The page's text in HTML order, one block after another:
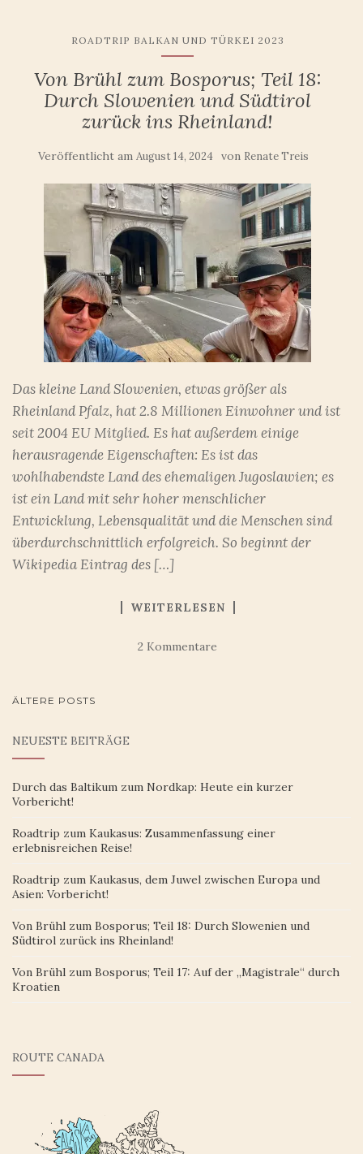
ROADTRIP BALKAN UND TÜRKEI 2023
Von Brühl zum Bosporus; Teil 18:
Durch Slowenien und Südtirol
zurück ins Rheinland!
Veröffentlicht am August 14, 2024 von Renate Treis
Das kleine Land Slowenien, etwas größer als
Rheinland Pfalz, hat 2.8 Millionen Einwohner und ist
seit 2004 EU Mitglied. Es hat außerdem einige
herausragende Eigenschaften: Es ist das
wohlhabendste Land des ehemaligen Jugoslawien; es
ist ein Land mit sehr hoher menschlicher
Entwicklung, Lebensqualität und die Menschen sind
überdurchschnittlich erfolgreich. So beginnt der
Wikipedia Eintrag des […]
WEITERLESEN
2 Kommentare
BEITRAGSNAVIGATION
ÄLTERE POSTS
NEUESTE BEITRÄGE
Durch das Baltikum zum Nordkap: Heute ein kurzer
Vorbericht!
Roadtrip zum Kaukasus: Zusammenfassung einer
erlebnisreichen Reise!
Roadtrip zum Kaukasus, dem Juwel zwischen Europa und
Asien: Vorbericht!
Von Brühl zum Bosporus; Teil 18: Durch Slowenien und
Südtirol zurück ins Rheinland!
Von Brühl zum Bosporus; Teil 17: Auf der „Magistrale“ durch
Kroatien
ROUTE CANADA